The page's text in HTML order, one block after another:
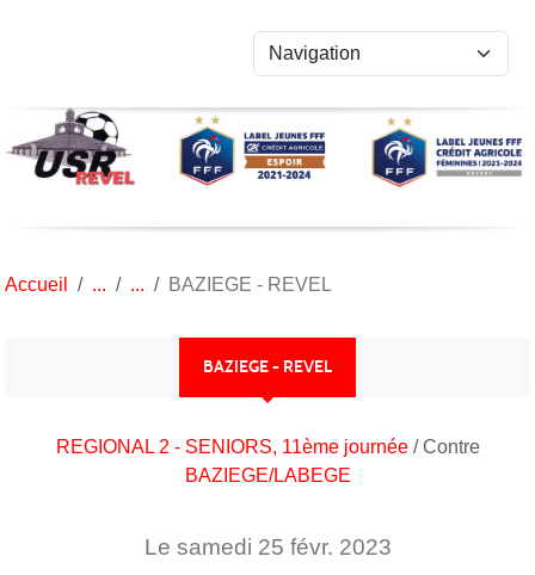
Accueil BAZIEGE - REVEL
BAZIEGE - REVEL
REGIONAL 2 - SENIORS, 11ème journée / Contre
BAZIEGE/LABEGE
Le samedi 25 févr. 2023